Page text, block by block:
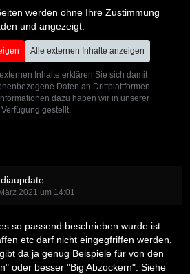
werden ohne Ihre Zustimmung
und angezeigt.
Alle externen Inhalte anzeigen
Inhalte erklären Sie sich damit
Daten an Drittplattformen
dazu haben wir in unserer
gestellt.
2021 um 14:01
so passend beschrieben wurde ist
etc darf nicht eingegfriffen werden,
da ja genug Beispiele für von den
oder besser "Big Abzockern". Siehe